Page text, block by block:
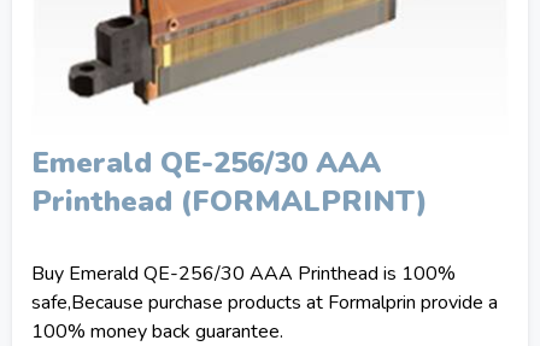
Emerald QE-256/30 AAA
Printhead (FORMALPRINT)
Buy Emerald QE-256/30 AAA Printhead is 100%
safe,Because purchase products at Formalprin provide a
100% money back guarantee.